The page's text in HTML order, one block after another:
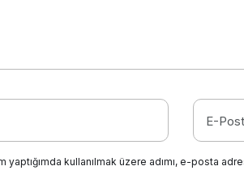
E-
yaptığımda kullanılmak üzere adımı, e-posta